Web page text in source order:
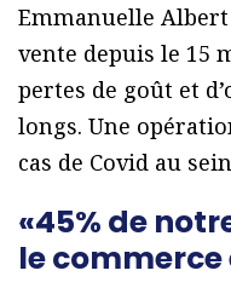
Emmanuelle
vente depuis le 15
pertes de goût et
longs. Une
cas de Covid au
«45% de
le